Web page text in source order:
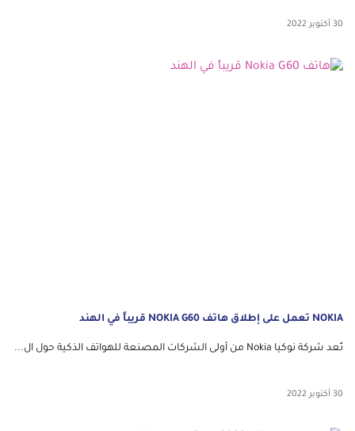
30 أكتوبر 2022
NOKIA تعمل على إطلاق هاتف NOKIA G60 قريباً في الهند
تُعد شركة نوكيا Nokia من أولى الشركات المصنعة للهواتف الذكية حول ال...
30 أكتوبر 2022